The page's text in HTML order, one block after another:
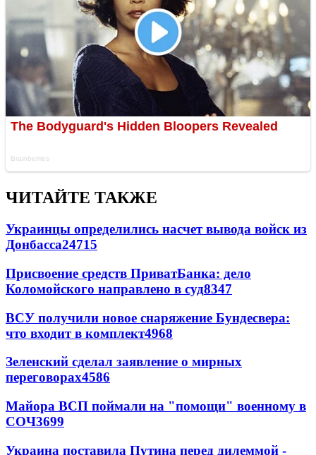
ЧИТАЙТЕ ТАКЖЕ
Украинцы определились насчет вывода войск из
Донбасса24715
Присвоение средств ПриватБанка: дело
Коломойского направлено в суд8347
ВСУ получили новое снаряжение Бундесвера:
что входит в комплект4968
Зеленский сделал заявление о мирных
переговорах4586
Майора ВСП поймали на "помощи" военному в
СОЧ3699
Украина поставила Путина перед дилеммой -